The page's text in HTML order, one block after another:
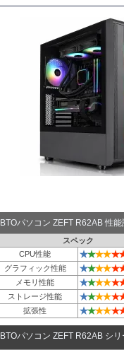
BTOパソコン ZEFT R62AB 性
スペック
CPU性能
★★★★★
グラフィック性能 ★★★★★
メモリ性能 ★★★★★
ストレージ性能 ★★★★★
拡張性 ★★★★★
BTOパソコン ZEFT R62AB シリ